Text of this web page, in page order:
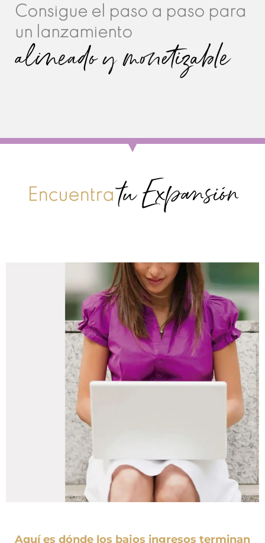
Consigue el paso a paso para
un lanzamiento
alineado y monetizable
Encuentratu Expansión
Aquí es dónde los bajos ingresos terminan